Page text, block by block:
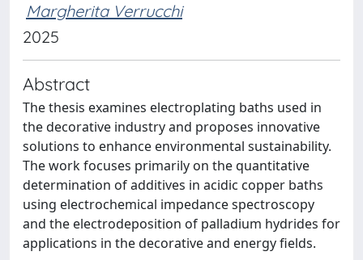
Margherita Verrucchi
2025
Abstract
The thesis examines electroplating baths used in
the decorative industry and proposes innovative
solutions to enhance environmental sustainability.
The work focuses primarily on the quantitative
determination of additives in acidic copper baths
using electrochemical impedance spectroscopy
and the electrodeposition of palladium hydrides for
applications in the decorative and energy fields.